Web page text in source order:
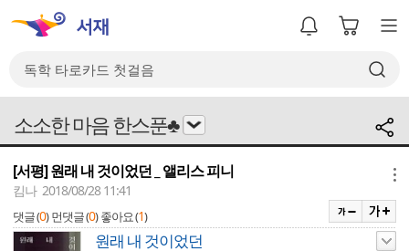
소소한 마음 한스푼♣
[서평] 원래 내 것이었던 _ 앨리스 피니
킴나 2018/08/28 11:41
댓글 (0) 먼댓글 (0) 좋아요 (1)
원래 내 것이었던